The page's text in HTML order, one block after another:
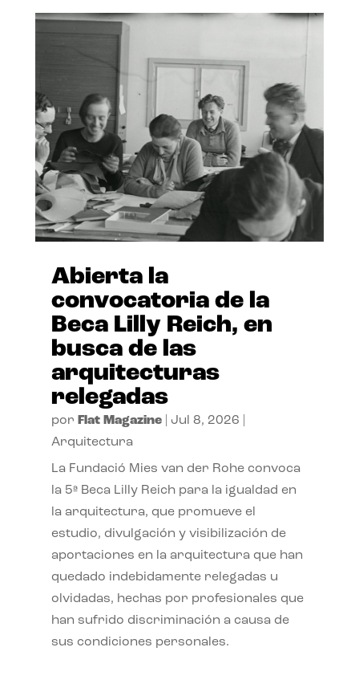
Abierta la
convocatoria de la
Beca Lilly Reich, en
busca de las
arquitecturas
relegadas
por Flat Magazine| Jul 8, 2026
Arquitectura
La Fundació Mies van der Rohe convoca
la 5ª Beca Lilly Reich para la igualdad en
la arquitectura, que promueve el
estudio, divulgación y visibilización de
aportaciones en la arquitectura que han
quedado indebidamente relegadas u
olvidadas, hechas por profesionales que
han sufrido discriminación a causa de
sus condiciones personales.